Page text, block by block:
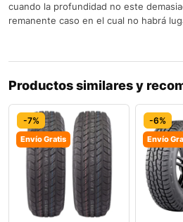
cuando la profundidad no este
remanente caso en el cual no habrá
Productos similares y
-7%
Envío Gratis
-6%
Envío